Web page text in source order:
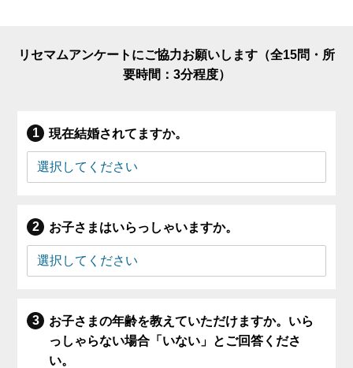
リセマムアンケートにご協力お願いします（全15問・所
要時間：3分程度）
現在結婚されてますか。
お子さまはいらっしゃいますか。
お子さまの年齢を教えていただけますか。いら
っしゃらない場合「いない」とご回答くださ
い。